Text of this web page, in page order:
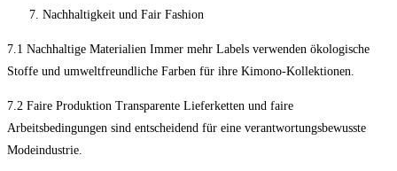
Nachhaltigkeit und Fair Fashion
7.1 Nachhaltige Materialien Immer mehr Labels verwenden ökologische
Stoffe und umweltfreundliche Farben für ihre Kimono-Kollektionen.
7.2 Faire Produktion Transparente Lieferketten und faire
Arbeitsbedingungen sind entscheidend für eine verantwortungsbewusste
Modeindustrie.